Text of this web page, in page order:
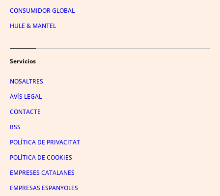
CONSUMIDOR GLOBAL
HULE & MANTEL
Servicios
NOSALTRES
AVÍS LEGAL
CONTACTE
RSS
POLÍTICA DE PRIVACITAT
POLÍTICA DE COOKIES
EMPRESES CATALANES
EMPRESAS ESPANYOLES